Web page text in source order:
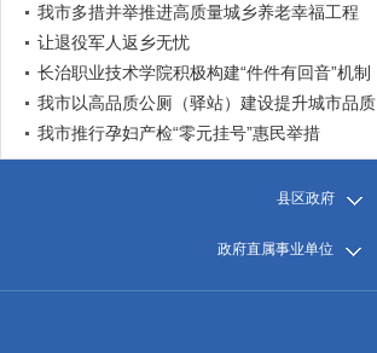
我市多措并举推进高质量城乡养老幸福工程
让退役军人返乡无忧
长治职业技术学院积极构建“件件有回音”机制
我市以高品质公厕（驿站）建设提升城市品质
我市推行孕妇产检“零元挂号”惠民举措
县区政府
政府直属事业单位